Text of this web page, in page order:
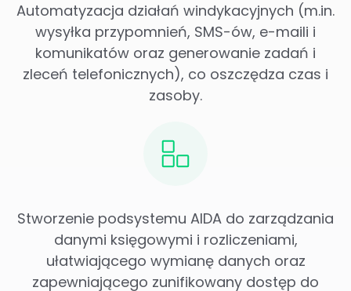
Automatyzacja działań windykacyjnych (m.in.
wysyłka przypomnień, SMS-ów, e-maili i
komunikatów oraz generowanie zadań i
zleceń telefonicznych), co oszczędza czas i
zasoby.
Stworzenie podsystemu AIDA do zarządzania
danymi księgowymi i rozliczeniami,
ułatwiającego wymianę danych oraz
zapewniającego zunifikowany dostęp do